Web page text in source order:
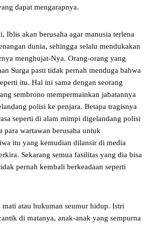
dapat mengarapnya.
Iblis akan berusaha agar manusia terlena
dunia, sehingga selalu mendukakan
menghujat-Nya. Orang-orang yang
Surga pasti tidak pernah menduga bahwa
itu. Hal ini sama dengan seorang
sembrono mempermainkan jabatannya
polisi ke penjara. Betapa tragisnya
seperti di alam mimpi digelandang polisi
para wartawan berusaha untuk
itu yang kemudian dilansir di media
Sekarang semua fasilitas yang dia bisa
pernah kembali berkeadaan seperti
atau hukuman seumur hidup. Istri
di matanya, anak-anak yang sempurna